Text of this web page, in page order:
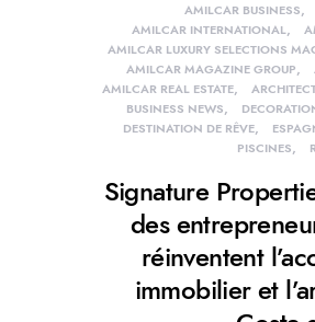
AMILCAR BUSINESS
AMILCAR INTERNATIONAL
AMILCAR LUXURY SELECTIONS
AMILCAR MAGAZINE GROUP
AMILCAR REAL ESTATE
BUSINESS NEWS
DESTINATION DE RÊVE
PISCINES
Signature
des
réinventent
immobilier et